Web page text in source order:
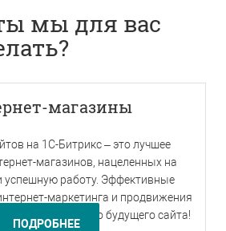
мы для вас
магазины
на 1С-Битрикс – это лучшее
магазинов, нацеленных на
успешную работу. Эффективные
маркетинга и продвижения
вашего будущего сайта!
ПОДРОБНЕЕ